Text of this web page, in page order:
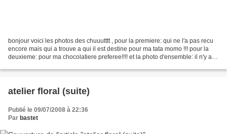
bonjour voici les photos des chuuutttt , pour la premiere: qui ne l'a pas recu
encore mais qui a trouve a qui il est destine pour ma tata momo !!! pour la
deuxieme: pour ma chocolatiere preferee!!!! et la photo d'ensemble: il n'y a
atelier floral (suite)
Publié le 09/07/2008 à 22:36
Par bastet